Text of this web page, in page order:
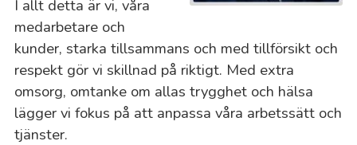
I allt detta är vi, våra
medarbetare och
kunder, starka tillsammans och med tillförsikt och
respekt gör vi skillnad på riktigt. Med extra
omsorg, omtanke om allas trygghet och hälsa
lägger vi fokus på att anpassa våra arbetssätt och
tjänster.